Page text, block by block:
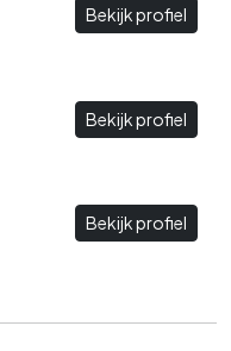
Bekijk profiel
Bekijk profiel
Bekijk profiel